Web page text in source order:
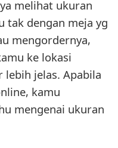
melihat ukuran
tak dengan meja yg
mengordernya,
ke lokasi
lebih jelas. Apabila
kamu
mengenai ukuran